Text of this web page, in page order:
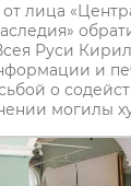
лица
Руси
и
о
могилы